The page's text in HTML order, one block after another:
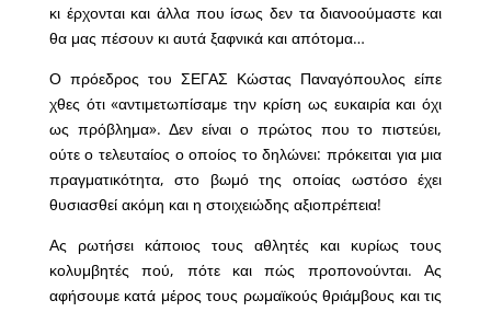
κι έρχονται και άλλα που ίσως δεν τα διανοούμαστε και
θα μας πέσουν κι αυτά ξαφνικά και απότομα…
Ο πρόεδρος του ΣΕΓΑΣ Κώστας Παναγόπουλος είπε
χθες ότι «αντιμετωπίσαμε την κρίση ως ευκαιρία και όχι
ως πρόβλημα». Δεν είναι ο πρώτος που το πιστεύει,
ούτε ο τελευταίος ο οποίος το δηλώνει: πρόκειται για μια
πραγματικότητα, στο βωμό της οποίας ωστόσο έχει
θυσιασθεί ακόμη και η στοιχειώδης αξιοπρέπεια!
Ας ρωτήσει κάποιος τους αθλητές και κυρίως τους
κολυμβητές πού, πότε και πώς προπονούνται. Ας
αφήσουμε κατά μέρος τους ρωμαϊκούς θριάμβους και τις